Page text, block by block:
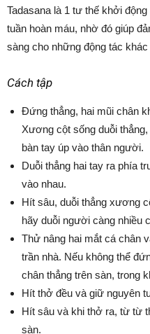
Tadasana là 1 tư thế khởi
tuần hoàn máu, nhờ đó giúp
sàng cho những động tác
Cách tập
Đứng thẳng, hai mũi chân
Xương cột sống duỗi
bàn tay úp vào thân người.
Duỗi thẳng hai tay ra phía
vào nhau.
Hít sâu, duỗi thẳng xương
hãy duỗi người càng nhiều
Thử nâng hai mắt cá chân
trần nhà. Nếu không thể
chân thẳng trên sàn, trong
Hít thở đều và giữ nguyên
Hít sâu và khi thở ra, từ từ
sàn.